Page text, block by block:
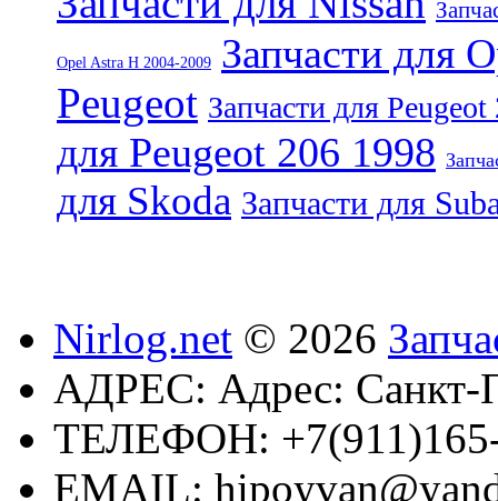
Opel Astra H 2004-2009 Запчасти для
Peugeot Запчасти для Peugeot
для Peugeot 206 1998
для Skoda Запчасти для
Nirlog.net © 2026
АДРЕС: Адрес: Санкт-
ТЕЛЕФОН:
EMAIL: